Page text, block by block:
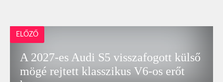
ELŐZŐ
A 2027-es Audi S5 visszafogott külső
mögé rejtett klasszikus V6-os erőt